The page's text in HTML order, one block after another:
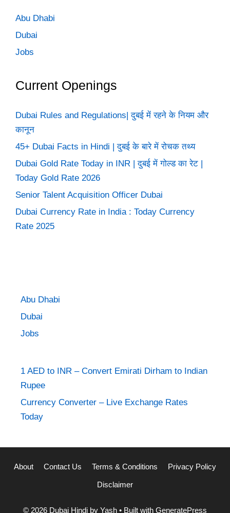
Abu Dhabi
Dubai
Jobs
Current Openings
Dubai Rules and Regulations| दुबई में रहने के नियम और
कानून
45+ Dubai Facts in Hindi | दुबई के बारे में रोचक तथ्य
Dubai Gold Rate Today in INR | दुबई में गोल्ड का रेट |
Today Gold Rate 2026
Senior Talent Acquisition Officer Dubai
Dubai Currency Rate in India : Today Currency
Rate 2025
Abu Dhabi
Dubai
Jobs
1 AED to INR – Convert Emirati Dirham to Indian
Rupee
Currency Converter – Live Exchange Rates
Today
About Contact Us Terms & Conditions Privacy Policy
Disclaimer
© 2026 Dubai Hindi by Yash • Built with GeneratePress